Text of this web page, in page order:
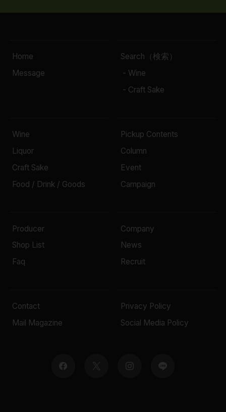
Home
Message
Search（検索）
- Wine
- Craft Sake
Wine
Liquor
Craft Sake
Food / Drink / Goods
Pickup Contents
Column
Event
Campaign
Producer
Shop List
Faq
Company
News
Recruit
Contact
Mail Magazine
Privacy Policy
Social Media Policy